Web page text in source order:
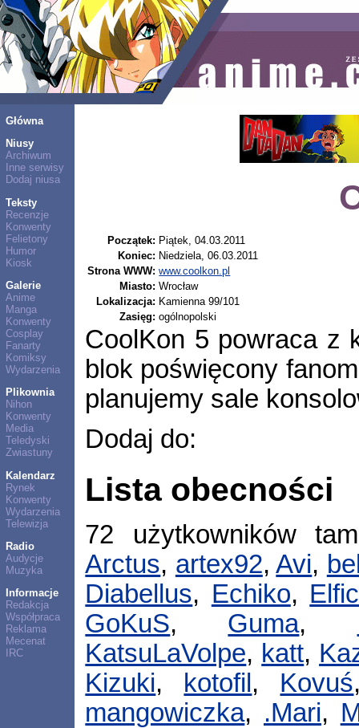
Główna
Niusy
Archiwum
Inne serwisy
Dodaj niusa
Teksty
Recenzje
Konwenty
Felietony
Humor
Kiosk
Galerie
Anime
Manga
Konwenty
Cosplay
Fanarty
Komiksy
Wydarzenia
Plikownia
Nihon
Konwenty
Media
Teledyski
Zwiastuny
Kalendarz
Rynek
Konwenty
Wydarzenia
Telewizja
Radio
Audycje
Muzyka
Informacje
Redakcja
Współpraca
Reklama
Mecenat
IRC
Początek: Piątek, 04.03.2011
Koniec: Niedziela, 06.03.2011
Strona WWW: www.coolkon.pl
Miasto: Wrocław
Lokalizacja: Kamienna 99/101
Zasięg: ogólnopolski
CoolKon 5 powraca z
blok poświęcony
planujemy sale
Dodaj do:
Lista obecności
72 użytkowników
Arctus, artex92,Avi,
Diabellus, Echiko,
GoKuS, Guma,
KatsuLaVolpe, katt,
Kizuki, kotofil , Kovuś
mangowiczka, .Mari,